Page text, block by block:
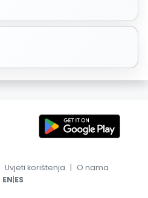
Uvjeti korištenja | O nama
EN|ES